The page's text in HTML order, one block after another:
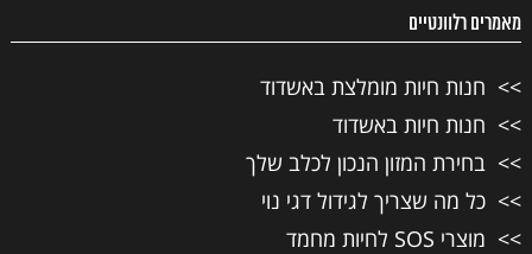
מאמרים רלוונטיים
חנות חיות מומלצת באשדוד
חנות חיות באשדוד
בחירת המזון הנכון לכלב שלך
כל מה שצריך לגידול דגי נוי
מוצרי SOS לחיות מחמד